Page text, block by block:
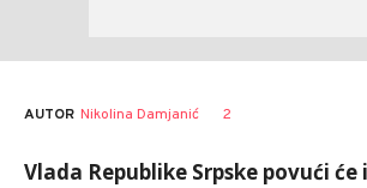
AUTOR Nikolina Damjanić 2
Vlada Republike Srpske povući će